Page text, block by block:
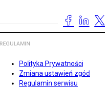
REGULAMIN
Polityka Prywatności
Zmiana ustawień zgód
Regulamin serwisu